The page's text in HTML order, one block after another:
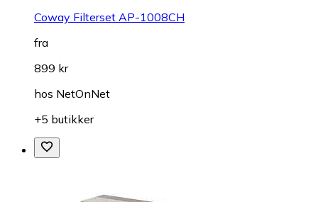
Coway Filterset AP-1008CH
fra
899 kr
hos NetOnNet
+5 butikker